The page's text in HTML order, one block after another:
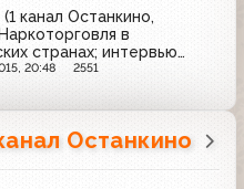
канал Останкино,
в
странах; интервью
и Николая
20:48 2551
Останкино